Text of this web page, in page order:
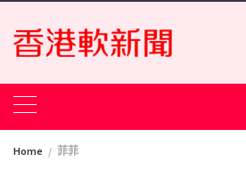
Skip
content
Home 菲菲